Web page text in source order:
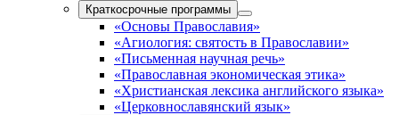
Краткосрочные программы
«Основы Православия»
«Агиология: святость в Православии»
«Письменная научная речь»
«Православная экономическая этика»
«Христианская лексика английского языка»
«Церковнославянский язык»